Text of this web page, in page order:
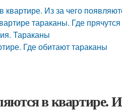
квартире. Из за чего
тараканы. Где
Тараканы
Где обитают тараканы
в квартире.